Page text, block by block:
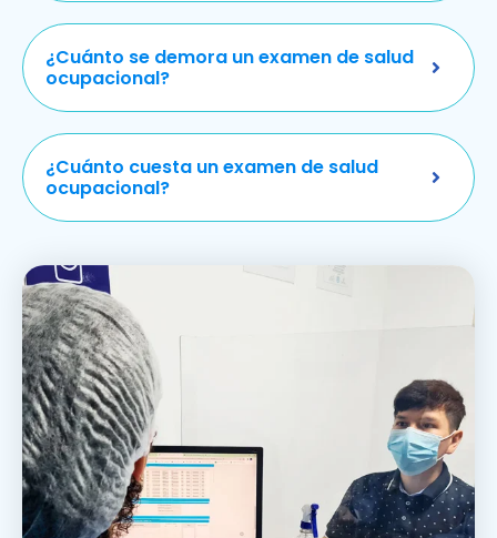
¿Cuánto se demora un examen de salud
ocupacional?
¿Cuánto cuesta un examen de salud
ocupacional?